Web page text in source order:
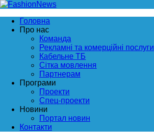
Головна
Про нас
Команда
Рекламні та комерційні послуги
Кабельне ТБ
Сітка мовлення
Партнерам
Програми
Проекти
Спец-проекти
Новини
Портал новин
Контакти